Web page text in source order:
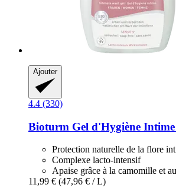
Ajouter
4.4 (330)
Bioturm Gel d'Hygiène
Protection naturelle de la flore
Complexe lacto-intensif
Apaise grâce à la camomille et
11,99 € (47,96 € / L)